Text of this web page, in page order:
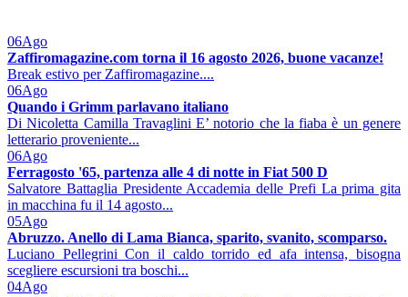
06Ago
Zaffiromagazine.com torna il 16 agosto 2026, buone vacanze!
Break estivo per Zaffiromagazine....
06Ago
Quando i Grimm parlavano italiano
Di Nicoletta Camilla Travaglini E’ notorio che la fiaba è un genere
letterario proveniente...
06Ago
Ferragosto '65, partenza alle 4 di notte in Fiat 500 D
Salvatore Battaglia Presidente Accademia delle Prefi La prima gita
in macchina fu il 14 agosto...
05Ago
Abruzzo. Anello di Lama Bianca, sparito, svanito, scomparso.
Luciano Pellegrini Con il caldo torrido ed afa intensa, bisogna
scegliere escursioni tra boschi...
04Ago